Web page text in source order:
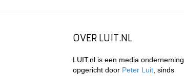
OVER LUIT.NL
LUIT.nl is een media onderneming
opgericht door Peter Luit, sinds